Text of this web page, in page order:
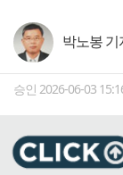
박노봉 기
승인 2026-06-03